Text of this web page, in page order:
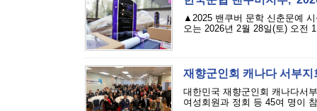
▲2025 밴쿠버 문학 신춘문예
오는 2026년 2월 28일(토) 오전
재향군인회 캐나다 서부
대한민국 재향군인회 캐나다서
여성회원과 정회 등 45여 명이